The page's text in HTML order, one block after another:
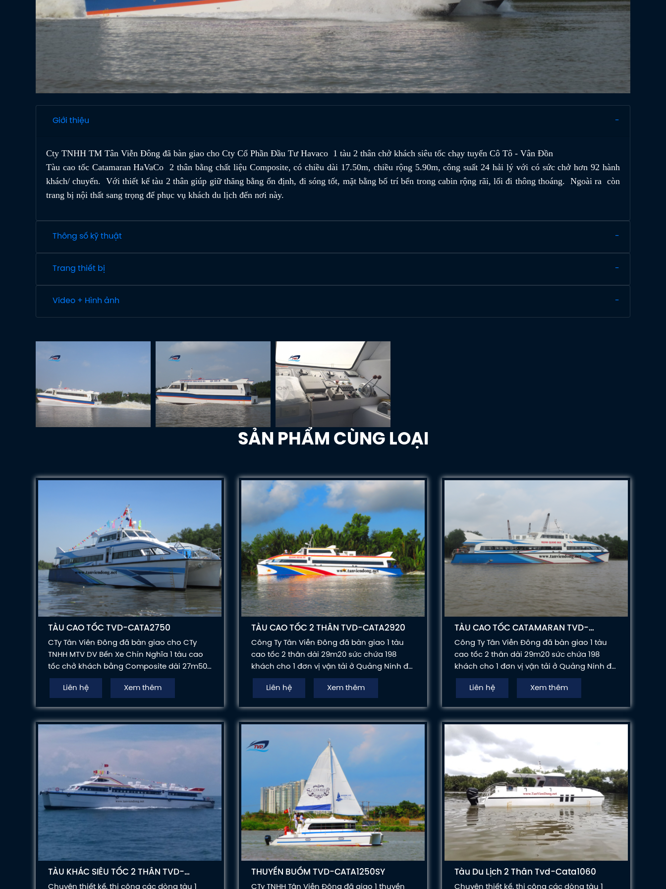
Giới thiệu
Cty TNHH TM Tân Viễn Đông đã bàn giao cho Cty Cổ Phần Đầu Tư Havaco 1 tàu 2 thân chở khách siêu tốc chạy tuyến Cô Tô - Vân Đồn
Tàu cao tốc Catamaran HaVaCo 2 thân bằng chất liệu Composite, có chiều dài 17.50m, chiều rộng 5.90m, công suất 24 hải lý với có sức chở hơn 92 hành
khách/ chuyến. Với thiết kế tàu 2 thân giúp giữ thăng bằng ổn định, đi sóng tốt, mặt bằng bố trí bển trong cabin rộng rãi, lối đi thông thoáng. Ngoài ra còn
trang bị nội thất sang trọng để phục vụ khách du lịch đến nơi này.
Thông số kỹ thuật
Trang thiết bị
Video + Hình ảnh
SẢN PHẨM CÙNG LOẠI
TÀU CAO TỐC TVD-CATA2750
CTy Tân Viên Đông đã bàn giao cho CTy
TNHH MTV DV Bến Xe Chín Nghĩa 1 tàu cao
tốc chở khách bằng Composite dài 27m50
kết hợp 02 động cơ thủy Mitsubishi 1030PS,
với sức chứa 174 người.
Liên hệ Xem thêm
TÀU CAO TỐC 2 THÂN TVD-CATA2920
Công Ty Tân Viễn Đông đã bàn giao 1 tàu
cao tốc 2 thân dài 29m20 sức chứa 198
khách cho 1 đơn vị vận tải ở Quảng Ninh để
phục vụ khách du lịch.
Liên hệ
Xem thêm
TÀU CAO TỐC CATAMARAN TVD-
CATA2920
Công Ty Tân Viễn Đông đã bàn giao 1 tàu
cao tốc 2 thân dài 29m20 sức chứa 198
khách cho 1 đơn vị vận tải ở Quảng Ninh để
phục vụ khách du lịch.
Liên hệ
Xem thêm
TÀU KHÁC SIÊU TỐC 2 THÂN TVD-
CATA3660
Chuyên thiết kế, thi công các dòng tàu 1
THUYỀN BUỒM TVD-CATA1250SY
CTy TNHH Tân Viễn Đông đã giao 1 thuyền
Tàu Du Lịch 2 Thân Tvd-Cata1060
Chuyên thiết kế, thi công các dòng tàu 1